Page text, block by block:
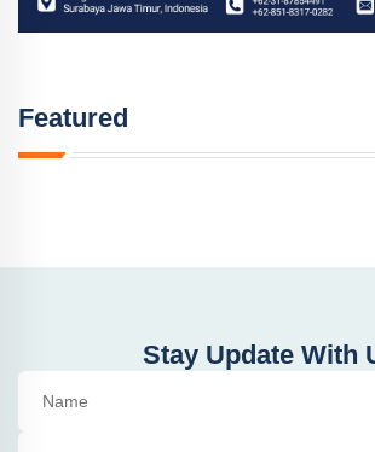
Featured
Stay Update With